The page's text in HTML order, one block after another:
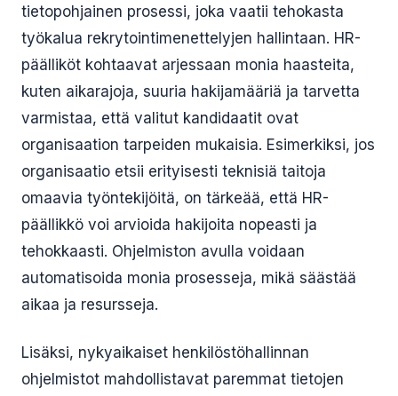
tietopohjainen prosessi, joka vaatii tehokasta
työkalua rekrytointimenettelyjen hallintaan. HR-
päälliköt kohtaavat arjessaan monia haasteita,
kuten aikarajoja, suuria hakijamääriä ja tarvetta
varmistaa, että valitut kandidaatit ovat
organisaation tarpeiden mukaisia. Esimerkiksi, jos
organisaatio etsii erityisesti teknisiä taitoja
omaavia työntekijöitä, on tärkeää, että HR-
päällikkö voi arvioida hakijoita nopeasti ja
tehokkaasti. Ohjelmiston avulla voidaan
automatisoida monia prosesseja, mikä säästää
aikaa ja resursseja.
Lisäksi, nykyaikaiset henkilöstöhallinnan
ohjelmistot mahdollistavat paremmat tietojen